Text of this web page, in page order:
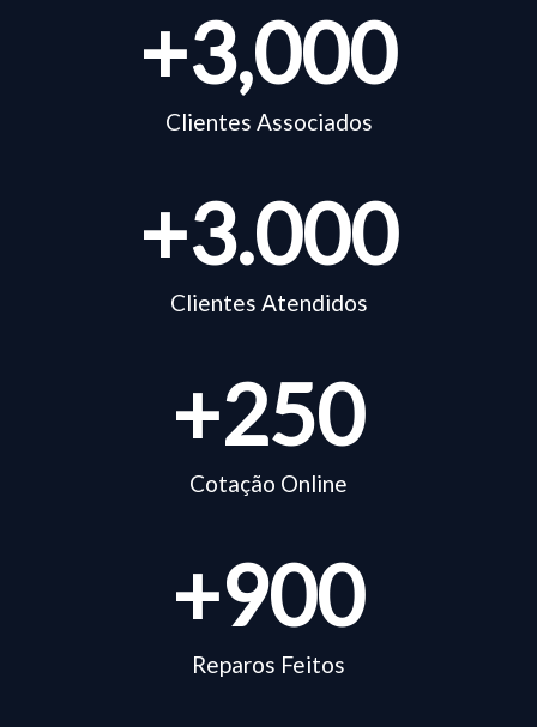
Clientes Associados
+3,000
Clientes Atendidos
+3.000
Cotação Online
+250
Reparos Feitos
+900